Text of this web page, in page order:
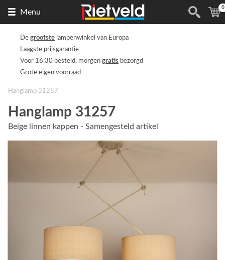
Menu
de
(
0
De grootste lampenwinkel van Europa
Laagste prijsgarantie
Voor 16:30 besteld, morgen gratis bezorgd
Grote eigen voorraad
Hanglamp 31257
Hanglamp 31257
Beige linnen kappen - Samengesteld artikel